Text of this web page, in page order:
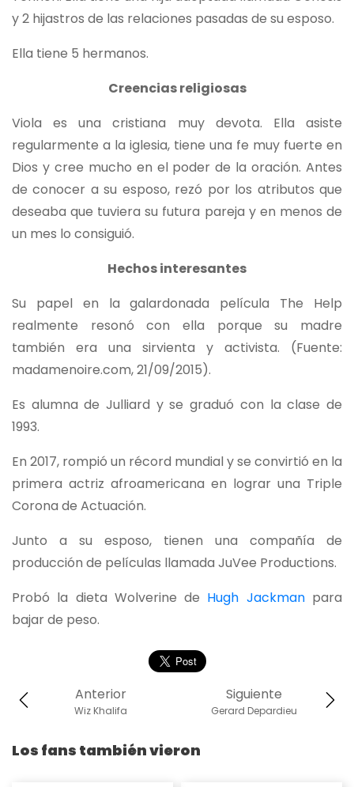
y 2 hijastros de las relaciones pasadas de su esposo.
Ella tiene 5 hermanos.
Creencias religiosas
Viola es una cristiana muy devota. Ella asiste
regularmente a la iglesia, tiene una fe muy fuerte en
Dios y cree mucho en el poder de la oración. Antes
de conocer a su esposo, rezó por los atributos que
deseaba que tuviera su futura pareja y en menos de
un mes lo consiguió.
Hechos interesantes
Su papel en la galardonada película The Help
realmente resonó con ella porque su madre
también era una sirvienta y activista. (Fuente:
madamenoire.com, 21/09/2015).
Es alumna de Julliard y se graduó con la clase de
1993.
En 2017, rompió un récord mundial y se convirtió en la
primera actriz afroamericana en lograr una Triple
Corona de Actuación.
Junto a su esposo, tienen una compañía de
producción de películas llamada JuVee Productions.
Probó la dieta Wolverine de Hugh Jackmanpara
bajar de peso.
Siguiente
Gerard Depardieu
Anterior
Wiz Khalifa
Los fans también vieron